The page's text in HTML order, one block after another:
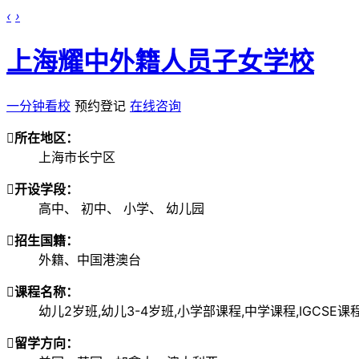
‹ ›
上海耀中外籍人员子女学校
一分钟看校 预约登记 在线咨询
所在地区：
上海市长宁区
开设学段：
高中、 初中、 小学、 幼儿园
招生国籍：
外籍、中国港澳台
课程名称：
幼儿2岁班,幼儿3-4岁班,小学部课程,中学课程,IGCSE课
留学方向：